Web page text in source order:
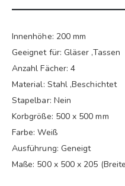
Innenhöhe: 200 mm
Geeignet für: Gläser ,Tassen
Anzahl Fächer: 4
Material: Stahl ,Beschichtet
Stapelbar: Nein
Korbgröße: 500 x 500 mm
Farbe: Weiß
Ausführung: Geneigt
Maße: 500 x 500 x 205